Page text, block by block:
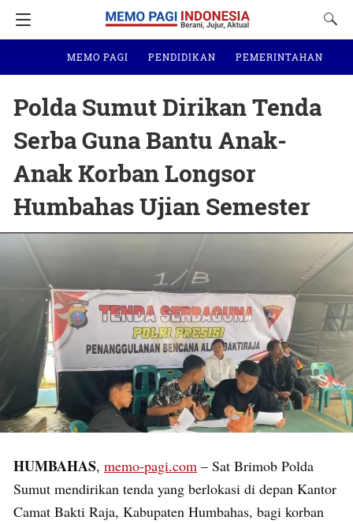
MEMO PAGI PENDIDIKAN PEMERINTAHAN
Polda Sumut Dirikan Tenda
Serba Guna Bantu Anak-
Anak Korban Longsor
Humbahas Ujian Semester
HUMBAHAS, memo-pagi.com – Sat Brimob Polda
Sumut mendirikan tenda yang berlokasi di depan Kantor
Camat Bakti Raja, Kabupaten Humbahas, bagi korban